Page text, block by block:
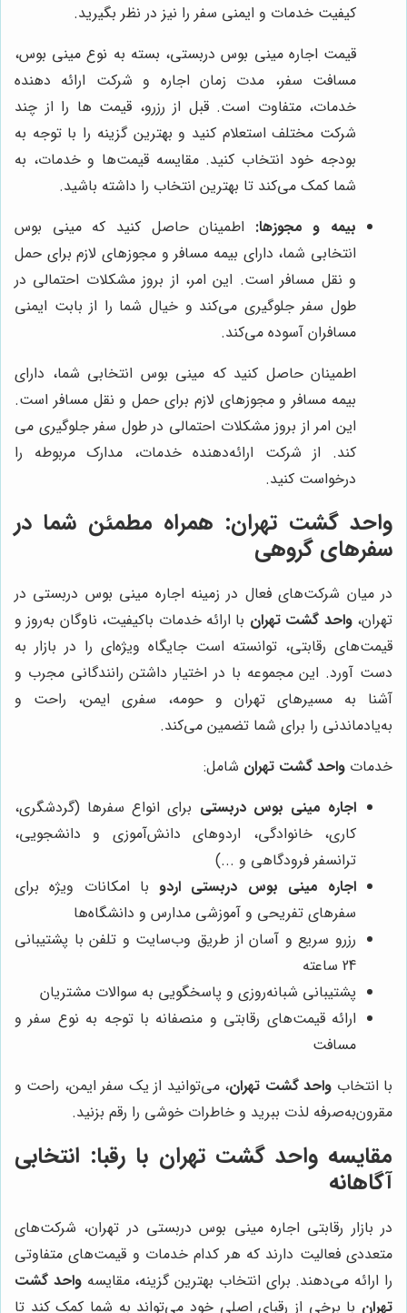
کیفیت خدمات و ایمنی سفر را نیز در نظر بگیرید.
قیمت اجاره مینی بوس دربستی، بسته به نوع مینی بوس،
مسافت سفر، مدت زمان اجاره و شرکت ارائه دهنده
خدمات، متفاوت است. قبل از رزرو، قیمت ها را از چند
شرکت مختلف استعلام کنید و بهترین گزینه را با توجه به
بودجه خود انتخاب کنید. مقایسه قیمت‌ها و خدمات، به
شما کمک می‌کند تا بهترین انتخاب را داشته باشید.
بیمه و مجوزها: اطمینان حاصل کنید که مینی بوس
انتخابی شما، دارای بیمه مسافر و مجوزهای لازم برای حمل
و نقل مسافر است. این امر، از بروز مشکلات احتمالی در
طول سفر جلوگیری می‌کند و خیال شما را از بابت ایمنی
مسافران آسوده می‌کند.
اطمینان حاصل کنید که مینی بوس انتخابی شما، دارای
بیمه مسافر و مجوزهای لازم برای حمل و نقل مسافر است.
این امر از بروز مشکلات احتمالی در طول سفر جلوگیری می
کند. از شرکت ارائه‌دهنده خدمات، مدارک مربوطه را
درخواست کنید.
واحد گشت تهران: همراه مطمئن شما در
سفرهای گروهی
در میان شرکت‌های فعال در زمینه اجاره مینی بوس دربستی در
تهران،واحد گشت تهران با ارائه خدمات باکیفیت، ناوگان به‌روز و
قیمت‌های رقابتی، توانسته است جایگاه ویژه‌ای را در بازار به
دست آورد. این مجموعه با در اختیار داشتن رانندگانی مجرب و
آشنا به مسیرهای تهران و حومه، سفری ایمن، راحت و
به‌یادماندنی را برای شما تضمین می‌کند.
خدمات واحد گشت تهران شامل:
اجاره مینی بوس دربستی برای انواع سفرها (گردشگری،
کاری، خانوادگی، اردوهای دانش‌آموزی و دانشجویی،
ترانسفر فرودگاهی و ...)
اجاره مینی بوس دربستی اردو با امکانات ویژه برای
سفرهای تفریحی و آموزشی مدارس و دانشگاه‌ها
رزرو سریع و آسان از طریق وب‌سایت و تلفن با پشتیبانی
24 ساعته
پشتیبانی شبانه‌روزی و پاسخگویی به سوالات مشتریان
ارائه قیمت‌های رقابتی و منصفانه با توجه به نوع سفر و
مسافت
با انتخاب واحد گشت تهران، می‌توانید از یک سفر ایمن، راحت و
مقرون‌به‌صرفه لذت ببرید و خاطرات خوشی را رقم بزنید.
مقایسهواحد گشت تهران با رقبا: انتخابی
آگاهانه
در بازار رقابتی اجاره مینی بوس دربستی در تهران، شرکت‌های
متعددی فعالیت دارند که هر کدام خدمات و قیمت‌های متفاوتی
را ارائه می‌دهند. برای انتخاب بهترین گزینه، مقایسهواحد گشت
تهران با برخی از رقبای اصلی خود می‌تواند به شما کمک کند تا